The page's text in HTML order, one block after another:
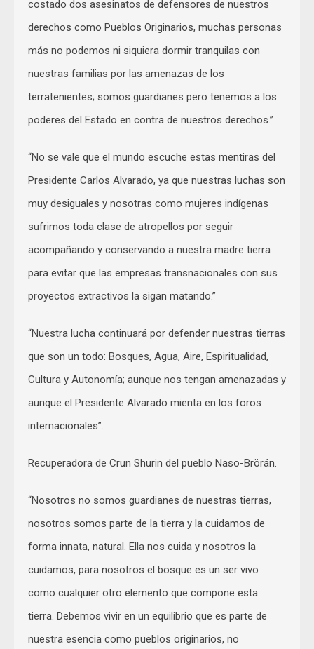
costado dos asesinatos de defensores de nuestros
derechos como Pueblos Originarios, muchas personas
más no podemos ni siquiera dormir tranquilas con
nuestras familias por las amenazas de los
terratenientes; somos guardianes pero tenemos a los
poderes del Estado en contra de nuestros derechos.”
“No se vale que el mundo escuche estas mentiras del
Presidente Carlos Alvarado, ya que nuestras luchas son
muy desiguales y nosotras como mujeres indígenas
sufrimos toda clase de atropellos por seguir
acompañando y conservando a nuestra madre tierra
para evitar que las empresas transnacionales con sus
proyectos extractivos la sigan matando.”
“Nuestra lucha continuará por defender nuestras tierras
que son un todo: Bosques, Agua, Aire, Espiritualidad,
Cultura y Autonomía; aunque nos tengan amenazadas y
aunque el Presidente Alvarado mienta en los foros
internacionales”.
Recuperadora de Crun Shurin del pueblo Naso-Brörán.
“Nosotros no somos guardianes de nuestras tierras,
nosotros somos parte de la tierra y la cuidamos de
forma innata, natural. Ella nos cuida y nosotros la
cuidamos, para nosotros el bosque es un ser vivo
como cualquier otro elemento que compone esta
tierra. Debemos vivir en un equilibrio que es parte de
nuestra esencia como pueblos originarios, no